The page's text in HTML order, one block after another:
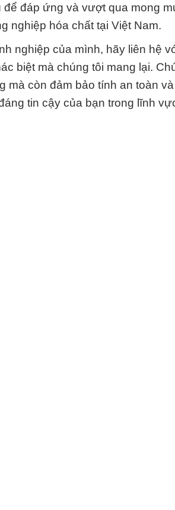
đáp ứng và vượt qua mong
nghiệp hóa chất tại Việt Nam.
nghiệp của mình, hãy liên hệ
biệt mà chúng tôi mang lại.
mà còn đảm bảo tính an toàn
tin cậy của bạn trong lĩnh